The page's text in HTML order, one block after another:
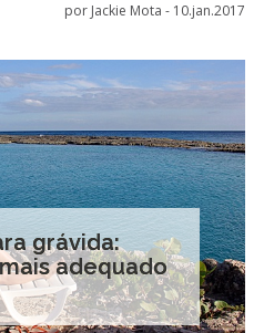
por Jackie Mota - 10.jan.2017
grávida:
adequado